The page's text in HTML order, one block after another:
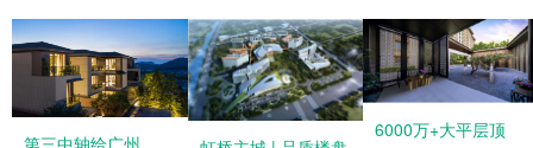
6000万+大平层顶